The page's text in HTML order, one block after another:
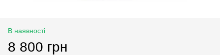
В наявності
8 800 грн